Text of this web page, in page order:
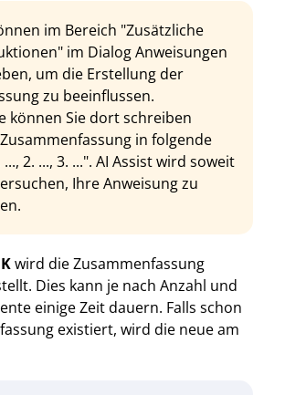
im Bereich "Zusätzliche
im Dialog Anweisungen
um die Erstellung der
zu beeinflussen.
können Sie dort schreiben
in folgende
2. ..., 3. ...". AI Assist wird soweit
Ihre Anweisung zu
wird die Zusammenfassung
Dies kann je nach Anzahl und
einige Zeit dauern. Falls schon
existiert, wird die neue am